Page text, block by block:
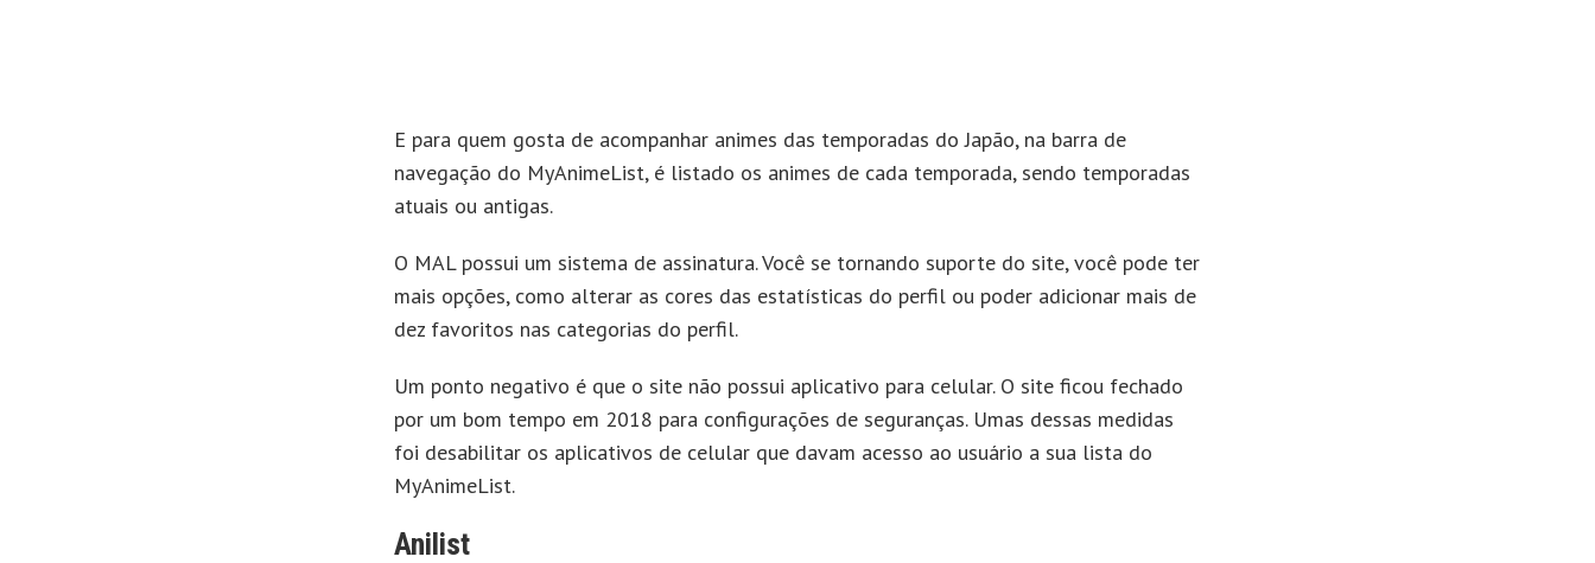
E para quem gosta de acompanhar animes das temporadas do Japão, na barra de
navegação do MyAnimeList, é listado os animes de cada temporada, sendo temporadas
atuais ou antigas.
O MAL possui um sistema de assinatura. Você se tornando suporte do site, você pode ter
mais opções, como alterar as cores das estatísticas do perfil ou poder adicionar mais de
dez favoritos nas categorias do perfil.
Um ponto negativo é que o site não possui aplicativo para celular. O site ficou fechado
por um bom tempo em 2018 para configurações de seguranças. Umas dessas medidas
foi desabilitar os aplicativos de celular que davam acesso ao usuário a sua lista do
MyAnimeList.
Anilist